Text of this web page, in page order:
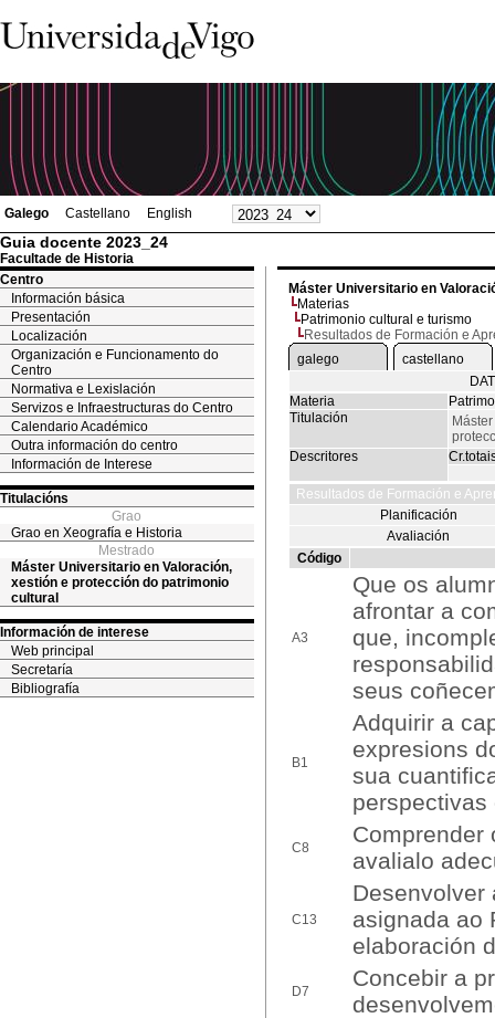
Galego Castellano English
Guia docente 2023_24
Facultade de Historia
Centro
Información básica
Presentación
Localización
Organización e Funcionamento do
Centro
Normativa e Lexislación
Servizos e Infraestructuras do Centro
Calendario Académico
Outra información do centro
Información de Interese
Titulacións
Grao
Grao en Xeografía e Historia
Mestrado
Máster Universitario en Valoración,
xestión e protección do patrimonio
cultural
Información de interese
Web principal
Secretaría
Bibliografía
Máster Universitario en
Materias
Patrimonio cultural e turismo
Resultados de Formación e
galego
castellano
Materia
Titulación
Descritores
Resultados de Formación e
Planificación
Avaliación
Código
A3
Que os
afrontar a
que,
seus
B1
Adquirir a
expresions
sua
perspectivas
C8
Comprender
avalialo
C13
Desenvolver
asignada ao
elaboración
D7
Concebir a